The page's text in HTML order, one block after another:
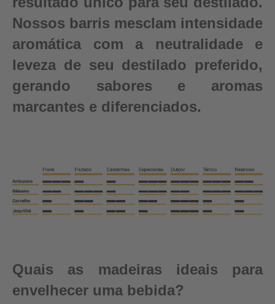
Nossos barris mesclam intensidade
aromática com a neutralidade e
leveza de seu destilado preferido,
gerando sabores e aromas
marcantes e diferenciados.
Quais as madeiras ideais para
envelhecer uma bebida?